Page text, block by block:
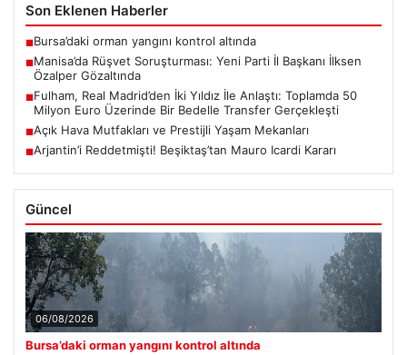
Son Eklenen Haberler
■Bursa’daki orman yangını kontrol altında
■Manisa’da Rüşvet Soruşturması: Yeni Parti İl Başkanı İlksen
Özalper Gözaltında
■Fulham, Real Madrid’den İki Yıldız İle Anlaştı: Toplamda 50
Milyon Euro Üzerinde Bir Bedelle Transfer Gerçekleşti
■Açık Hava Mutfakları ve Prestijli Yaşam Mekanları
■Arjantin’i Reddetmişti! Beşiktaş’tan Mauro Icardi Kararı
Güncel
06/08/2026
Bursa’daki orman yangını kontrol altında